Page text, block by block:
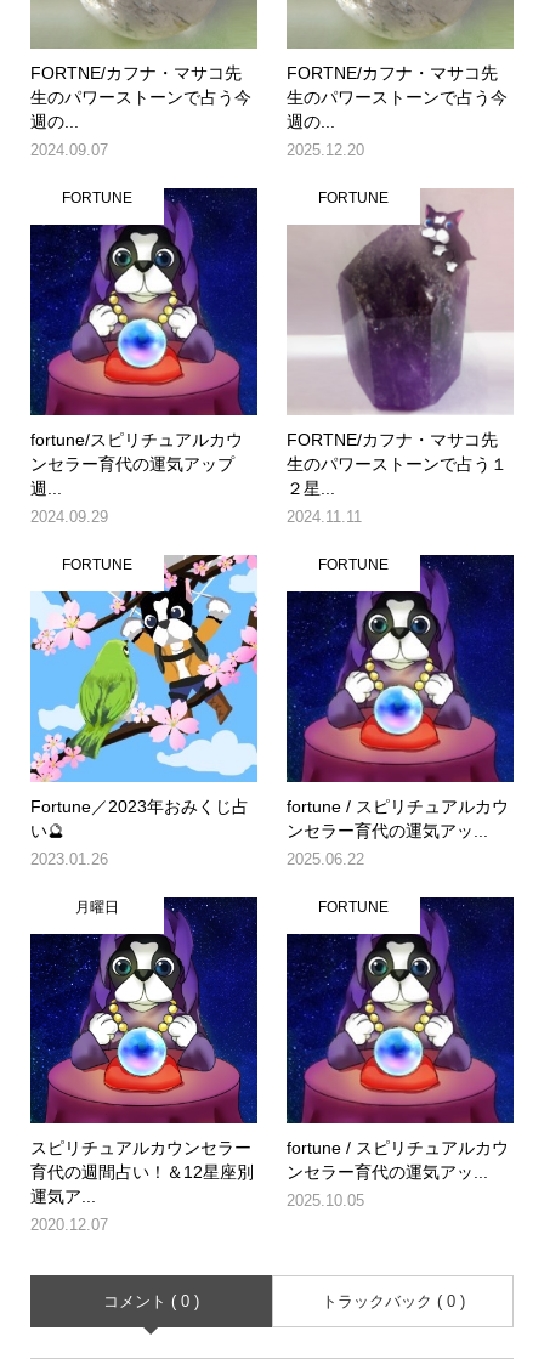
FORTNE/カフナ・マサコ先
生のパワーストーンで占う今
週の...
2024.09.07
FORTNE/カフナ・マサコ先
生のパワーストーンで占う今
週の...
2025.12.20
FORTUNE
fortune/スピリチュアルカウ
ンセラー育代の運気アップ
週...
2024.09.29
FORTUNE
FORTNE/カフナ・マサコ先
生のパワーストーンで占う１
２星...
2024.11.11
FORTUNE
Fortune／2023年おみくじ占
い🔮
2023.01.26
FORTUNE
fortune / スピリチュアルカウ
ンセラー育代の運気アッ...
2025.06.22
月曜日
スピリチュアルカウンセラー
育代の週間占い！＆12星座別
運気ア...
2020.12.07
FORTUNE
fortune / スピリチュアルカウ
ンセラー育代の運気アッ...
2025.10.05
コメント ( 0 ) トラックバック ( 0 )